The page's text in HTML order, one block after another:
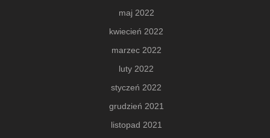
maj 2022
kwiecień 2022
marzec 2022
luty 2022
styczeń 2022
grudzień 2021
listopad 2021